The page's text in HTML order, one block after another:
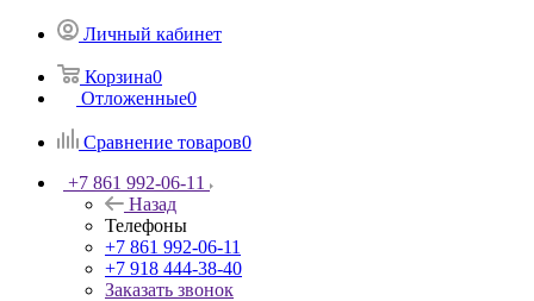
Личный кабинет
Корзина0
Отложенные0
Сравнение товаров0
+7 861 992-06-11
Назад
Телефоны
+7 861 992-06-11
+7 918 444-38-40
Заказать звонок